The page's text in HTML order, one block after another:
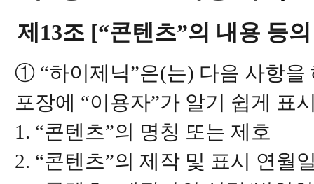
제13조 [“콘텐츠”의 내용 등
① “하이제닉”은(는) 다음 사항을
포장에 “이용자”가 알기 쉽게 표
1. “콘텐츠”의 명칭 또는 제호
2. “콘텐츠”의 제작 및 표시 연월